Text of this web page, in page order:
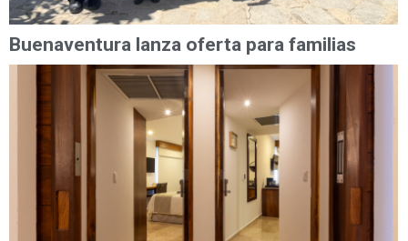
Buenaventura lanza oferta para familias